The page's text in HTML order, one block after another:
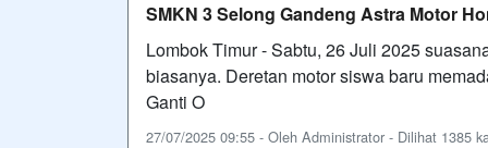
SMKN 3 Selong Gandeng Astra Motor
Lombok Timur - Sabtu, 26 Juli 2025
biasanya. Deretan motor siswa baru
Ganti O
27/07/2025 09:55 - Oleh Administrator - Dilihat 1385